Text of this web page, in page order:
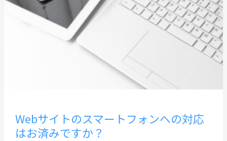
Webサイトのスマートフォンへの対応
はお済みですか？